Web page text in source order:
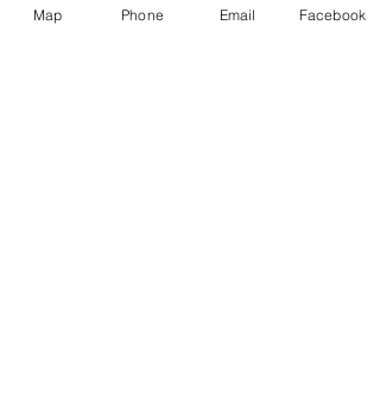
Map Phone Email Facebook